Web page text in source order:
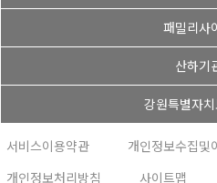
패밀리사
산하기
강원특별자
서비스이용약관
개인정보수집및
개인정보처리방침
사이트맵